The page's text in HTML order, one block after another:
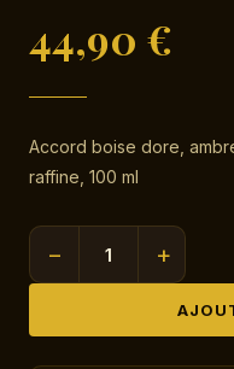
44,90 €
Accord boise dore,
raffine, 100 ml
Confidential
Private
− +